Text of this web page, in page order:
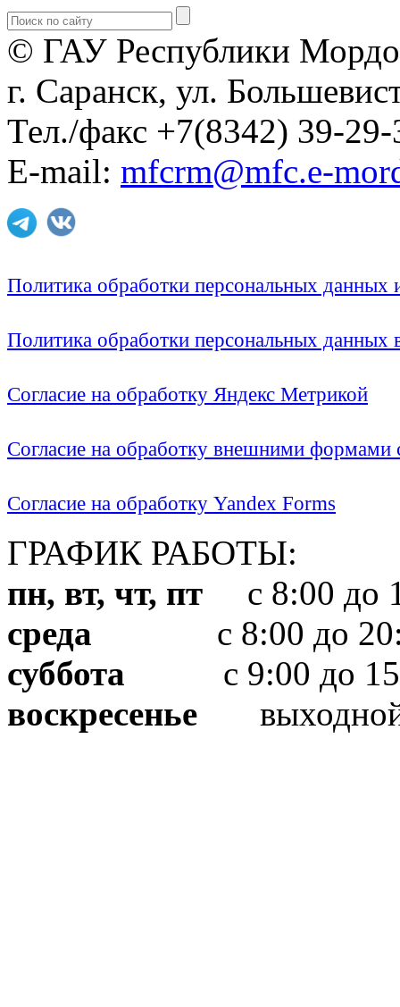
© ГАУ Республики
г. Саранск, ул.
Тел./факс +7(8342) 39-29-
E-mail: mfcrm@mfc.e-
Политика обработки персональных
Политика обработки персональных
Согласие на обработку Яндекс Метрикой
Согласие на обработку внешними формами
Согласие на обработку Yandex Forms
ГРАФИК РАБОТЫ:
пн, вт, чт, пт с 8:00 до
среда с 8:00 до
суббота с 9:00 до
воскресенье